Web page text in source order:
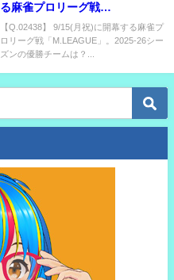
る麻雀プロリーグ戦
「M.LEAGUE」。2025-26シー
ズンの優勝チームは？
【Q.02438】 9/15(月祝)に開幕する麻雀プ
ロリーグ戦「M.LEAGUE」。2025-26シー
ズンの優勝チームは？...